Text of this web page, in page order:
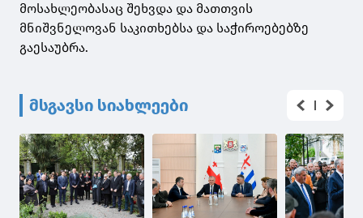
მოსახლეობასაც შეხვდა და მათთვის
მნიშვნელოვან საკითხებსა და საჭიროებებზე
გაესაუბრა.
მსგავსი სიახლეები